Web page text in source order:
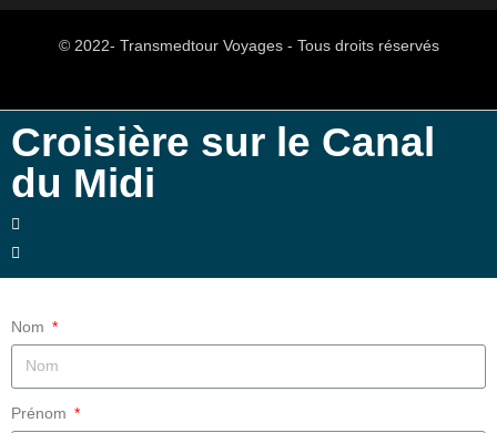
© 2022- Transmedtour Voyages - Tous droits réservés
Croisière sur le Canal
du Midi
Nom
Prénom